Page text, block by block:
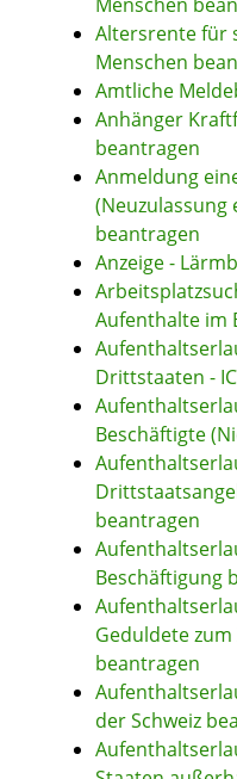
Altersrente für
Menschen
Amtliche
Anhänger
beantragen
Anmeldung
(Neuzulassung
beantragen
Anzeige -
Aufenthalte im
Drittstaaten -
Beschäftigte
beantragen
Beschäftigung
Geduldete
beantragen
der Schweiz